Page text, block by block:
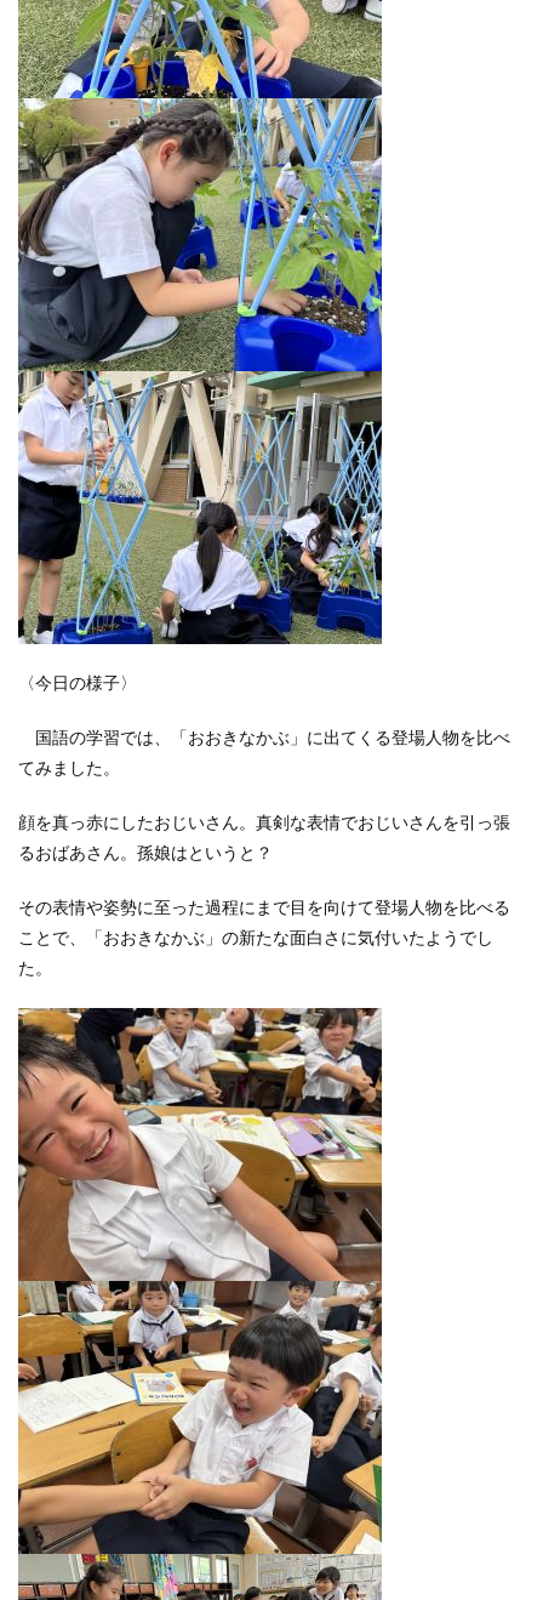
〈今日の様子〉
国語の学習では、「おおきなかぶ」に出てくる登場人物を比べ
てみました。
顔を真っ赤にしたおじいさん。真剣な表情でおじいさんを引っ張
るおばあさん。孫娘はというと？
その表情や姿勢に至った過程にまで目を向けて登場人物を比べる
ことで、「おおきなかぶ」の新たな面白さに気付いたようでし
た。